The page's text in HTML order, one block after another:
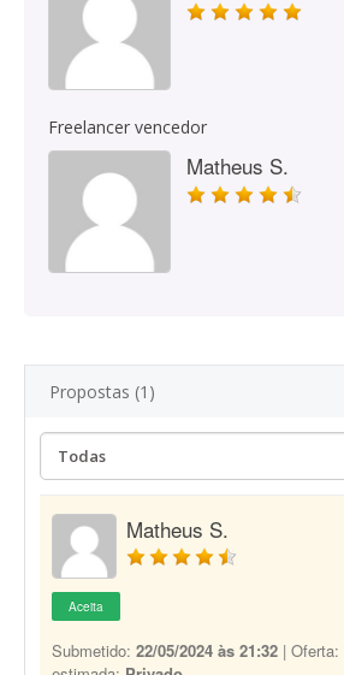
Freelancer vencedor
Matheus S.
Propostas (1)
Matheus S.
Aceita
Submetido: 22/05/2024 às 21:32 | Oferta: